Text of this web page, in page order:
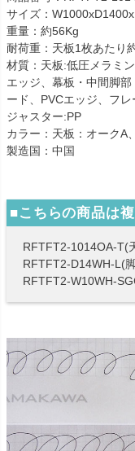
サイズ：
重量：約56Kg
耐荷重：天板1枚あたり
材質：天板:低圧メラミ
エッジ、幕板・中間脚
ード、PVCエッジ、フ
ジャスター:PP
カラー：天板：オークA
製造国：中国
■こちらの商品は
RFTFT2-1014OA-T(
RFTFT2-D14WH-L(
RFTFT2-W10WH-